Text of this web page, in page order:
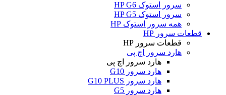
سرور استوک HP G6
سرور استوک HP G5
همه سرور استوک HP
قطعات سرور HP
قطعات سرور HP
هارد سرور اچ پی
هارد سرور اچ پی
هارد سرور G10
هارد سرور G10 PLUS
هارد سرور G5